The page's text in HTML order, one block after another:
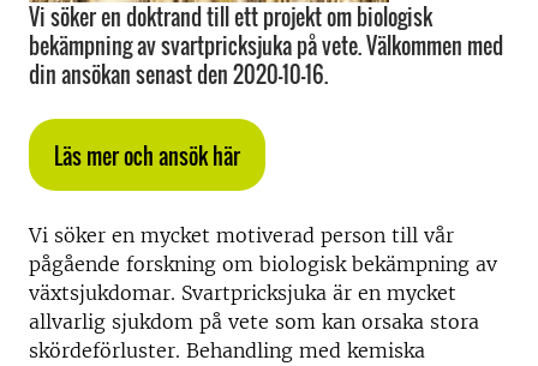
Vi söker en doktrand till ett projekt om biologisk
bekämpning av svartpricksjuka på vete. Välkommen med
din ansökan senast den 2020-10-16.
Läs mer och ansök här
Vi söker en mycket motiverad person till vår
pågående forskning om biologisk bekämpning av
växtsjukdomar. Svartpricksjuka är en mycket
allvarlig sjukdom på vete som kan orsaka stora
skördeförluster. Behandling med kemiska